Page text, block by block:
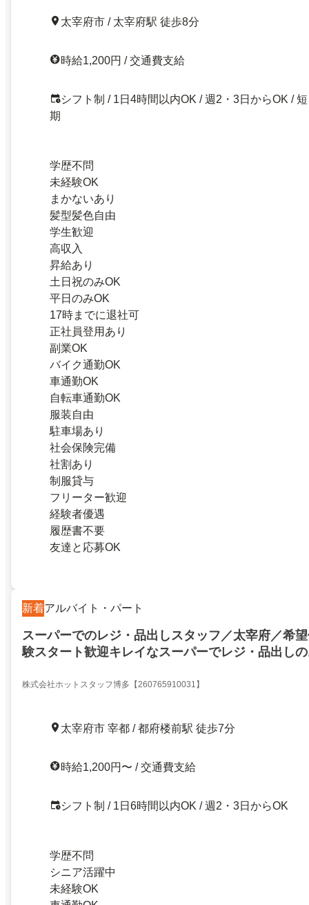
太宰府市 / 太宰府駅 徒歩8分
時給1,200円 / 交通費支給
シフト制 / 1日4時間以内OK / 週2・3日からOK / 短
期
学歴不問
未経験OK
まかないあり
髪型髪色自由
学生歓迎
高収入
昇給あり
土日祝のみOK
平日のみOK
17時までに退社可
正社員登用あり
副業OK
バイク通勤OK
車通勤OK
自転車通勤OK
服装自由
駐車場あり
社会保険完備
社割あり
制服貸与
フリーター歓迎
経験者優遇
履歴書不要
友達と応募OK
新着アルバイト・パート
スーパーでのレジ・品出しスタッフ／太宰府／希
験スタート歓迎キレイなスーパーでレジ・品出し
株式会社ホットスタッフ博多【260765910031】
太宰府市 宰都 / 都府楼前駅 徒歩7分
時給1,200円〜 / 交通費支給
シフト制 / 1日6時間以内OK / 週2・3日からOK
学歴不問
シニア活躍中
未経験OK